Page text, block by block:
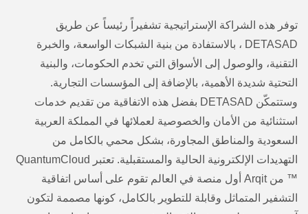
توفر هذه الشراكة الإستراتيجية تشفيراً رئيساً عن طريق
DETASAD ، بالاستفادة من بنية الشبكات الواسعة، والخبرة
التقنية، والوصول إلى الأسواق التي تخدم الحكومات، والبنية
التحتية شديدة الأهمية، بالإضافة إلى المؤسسات التجارية.
وستتمكّن DETASAD بفضل هذه الاتفاقية من تقديم خدمات
استثنائية من الأمان والخصوصية لعملائها في المملكة العربية
السعودية والمناطق المجاورة، بشكل محمي بالكامل من
التهديدات الإلكترونية الحالية والمستقبلية. تعتبر QuantumCloud
™ من Arqit أول منصة في العالم تقوم على أساس اتفاقية
التشفير المتماثل وقابلة للتطوير بالكامل، كونها مصممة لتكون